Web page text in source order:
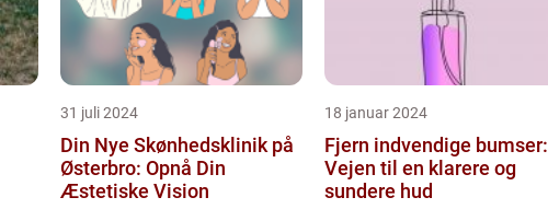
31 juli 2024
Din Nye Skønhedsklinik på
Østerbro: Opnå Din
Æstetiske Vision
18 januar 2024
Fjern indvendige bumser:
Vejen til en klarere og
sundere hud